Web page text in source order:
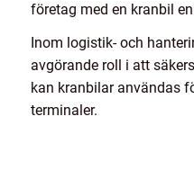
företag med en kranbil
Inom logistik- och
avgörande roll i att
kan kranbilar användas
terminaler.